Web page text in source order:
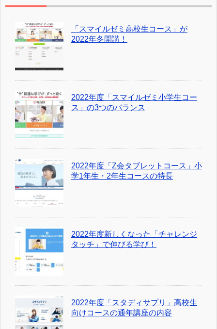
「スマイルゼミ高校生コース」が
2022年冬開講！
2022年度「スマイルゼミ小学生コー
ス」の3つのバランス
2022年度「Z会タブレットコース」小
学1年生・2年生コースの特長
2022年度新しくなった「チャレンジ
タッチ」で伸びる学び！
2022年度「スタディサプリ」高校生
向けコースの通年講座の内容